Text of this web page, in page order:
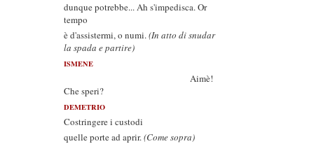
dunque potrebbe... Ah s'impedisca. Or
tempo
è d'assistermi, o numi.(In atto di snudar
la spada e partire)
ISMENE
Aimè!
Che speri?
DEMETRIO
Costringere i custodi
quelle porte ad aprir.(Come sopra)